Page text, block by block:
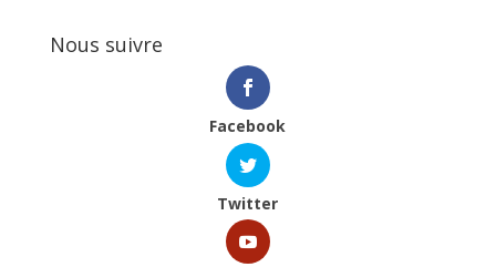
Nous suivre
Facebook
Twitter